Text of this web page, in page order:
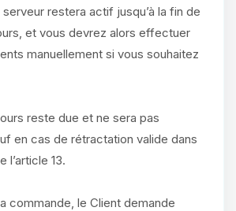
restera actif jusqu’à la fin de
et vous devrez alors effectuer
manuellement si vous souhaitez
reste due et ne sera pas
en cas de rétractation valide dans
l’article 13.
commande, le Client demande